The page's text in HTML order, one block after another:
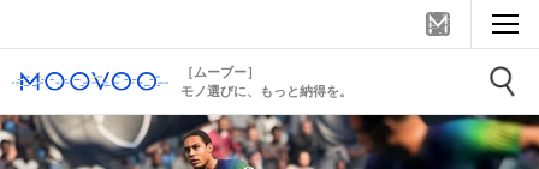
［ムーブー］
モノ選びに、もっと納得を。